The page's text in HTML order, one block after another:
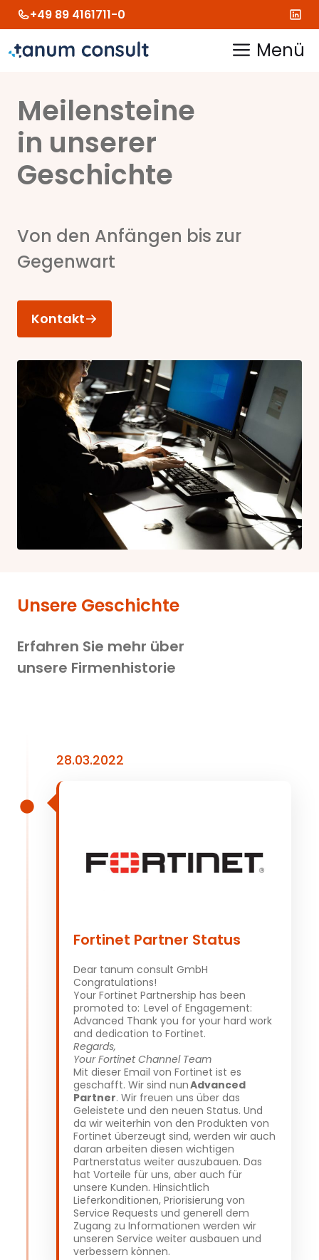
Zum
Inhalt
springen
+49 89 4161711-0
Menü
Meilensteine
in unserer
Geschichte
Von den Anfängen bis zur
Gegenwart
Kontakt
Unsere Geschichte
Erfahren Sie mehr über
unsere Firmenhistorie
28.03.2022
Fortinet Partner Status
Dear tanum consult GmbH
Congratulations!
Your Fortinet Partnership has been
promoted to: Level of Engagement:
Advanced Thank you for your hard work
and dedication to Fortinet.
Regards,
Your Fortinet Channel Team
Mit dieser Email von Fortinet ist es
geschafft. Wir sind nunAdvanced
Partner. Wir freuen uns über das
Geleistete und den neuen Status. Und
da wir weiterhin von den Produkten von
Fortinet überzeugt sind, werden wir auch
daran arbeiten diesen wichtigen
Partnerstatus weiter auszubauen. Das
hat Vorteile für uns, aber auch für
unsere Kunden. Hinsichtlich
Lieferkonditionen, Priorisierung von
Service Requests und generell dem
Zugang zu Informationen werden wir
unseren Service weiter ausbauen und
verbessern können.